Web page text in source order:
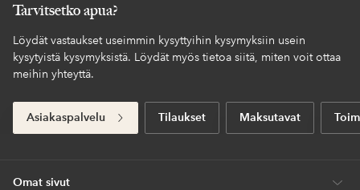
Tarvitsetko apua?
Löydät vastaukset useimmin kysyttyihin kysymyksiin usein
kysytyistä kysymyksistä. Löydät myös tietoa siitä, miten voit ottaa
meihin yhteyttä.
Asiakaspalvelu Tilaukset Maksutavat
Omat sivut